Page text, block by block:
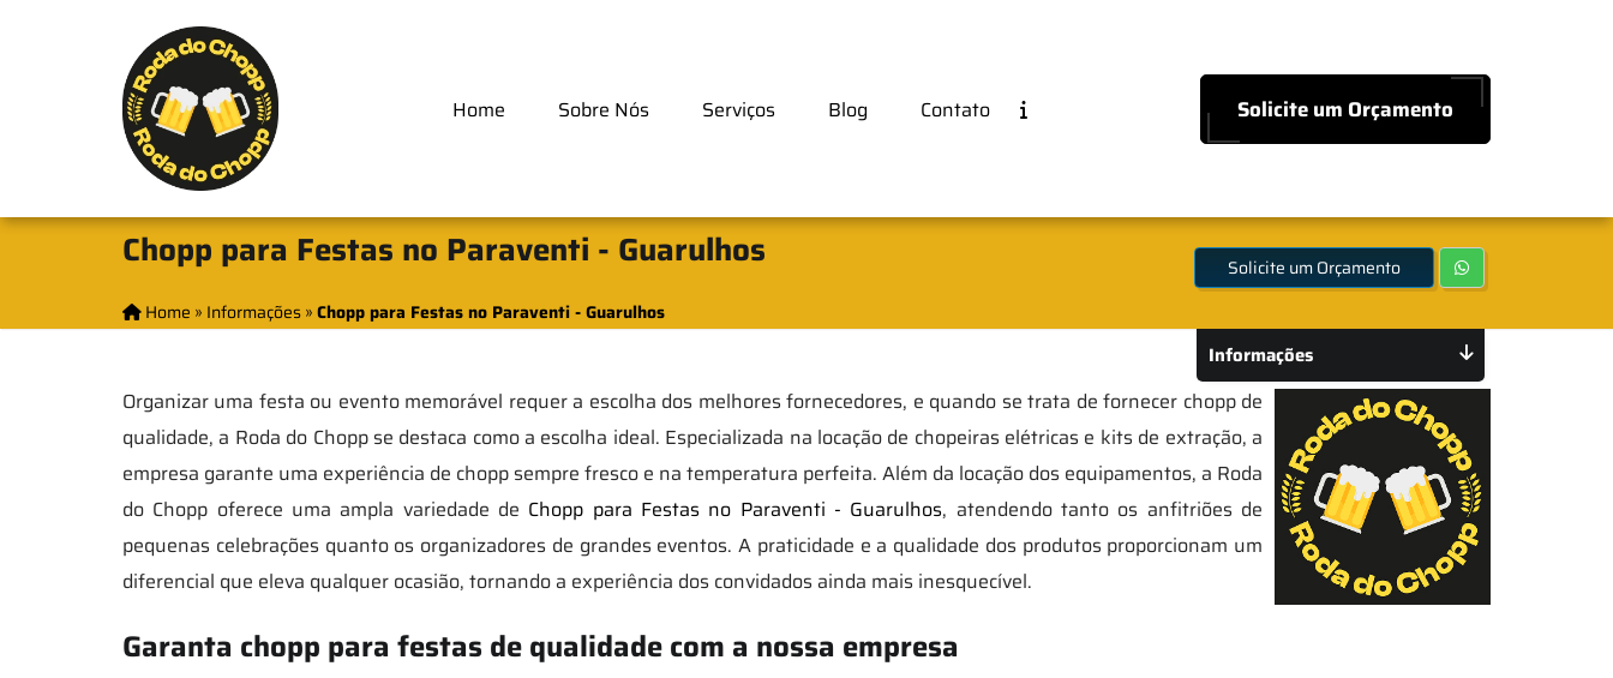
Home Sobre Nós Serviços Blog Contato Solicite um Orçamento
Chopp para Festas no Paraventi - Guarulhos
Home » Informações»Chopp para Festas no Paraventi - Guarulhos
Solicite um Orçamento
Organizar uma festa ou evento memorável requer a escolha dos melhores fornecedores, e quando se trata de fornecer chopp de
qualidade, a Roda do Chopp se destaca como a escolha ideal. Especializada na locação de chopeiras elétricas e kits de extração, a
empresa garante uma experiência de chopp sempre fresco e na temperatura perfeita. Além da locação dos equipamentos, a Roda
do Chopp oferece uma ampla variedade de Chopp para Festas no Paraventi - Guarulhos, atendendo tanto os anfitriões de
pequenas celebrações quanto os organizadores de grandes eventos. A praticidade e a qualidade dos produtos proporcionam um
diferencial que eleva qualquer ocasião, tornando a experiência dos convidados ainda mais inesquecível.
Garanta chopp para festas de qualidade com a nossa empresa
Informações